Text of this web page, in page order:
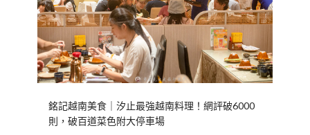
銘記越南美食｜汐止最強越南料理！網評破6000
則，破百道菜色附大停車場